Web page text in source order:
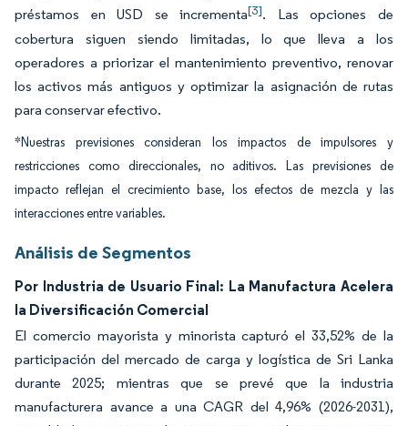
préstamos en USD se incrementa[3]. Las opciones de
cobertura siguen siendo limitadas, lo que lleva a los
operadores a priorizar el mantenimiento preventivo, renovar
los activos más antiguos y optimizar la asignación de rutas
para conservar efectivo.
*Nuestras previsiones consideran los impactos de impulsores y
restricciones como direccionales, no aditivos. Las previsiones de
impacto reflejan el crecimiento base, los efectos de mezcla y las
interacciones entre variables.
Análisis de Segmentos
Por Industria de Usuario Final: La Manufactura Acelera
la Diversificación Comercial
El comercio mayorista y minorista capturó el 33,52% de la
participación del mercado de carga y logística de Sri Lanka
durante 2025; mientras que se prevé que la industria
manufacturera avance a una CAGR del 4,96% (2026-2031),